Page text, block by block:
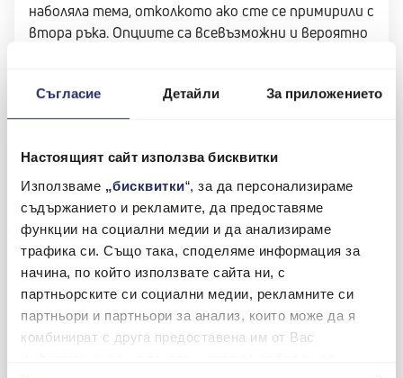
Съгласие Детайли За приложението
Настоящият сайт използва бисквитки
Използваме „бисквитки“, за да персонализираме
съдържанието и рекламите, да предоставяме
функции на социални медии и да анализираме
трафика си. Също така, споделяме информация за
начина, по който използвате сайта ни, с
партньорските си социални медии, рекламните си
партньори и партньори за анализ, които може да я
комбинират с друга предоставена им от Вас
наболяла тема, отколкото ако сте се примирили с
втора ръка. Опциите са всевъзможни и вероятно
да чакате години наред, докато спестите
средствата. Много зависи дали вече имате
ползвате точно с това предназначение. Често
подценявана досега възможност обаче е да
използвате настоящият си автомобил като
средство за финансиране – особено валидно в
случаите, когато домакинството ви се нуждае
от втора кола, но не само. С помощта на обратен
лизинг от Maxo може да получите от 3000 до
30 000 лв. финансиране със срок на изплащане до
48 месеца. През този период продължавате да